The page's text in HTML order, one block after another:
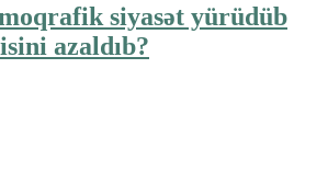
siyasət yürüdüb
azaldıb?